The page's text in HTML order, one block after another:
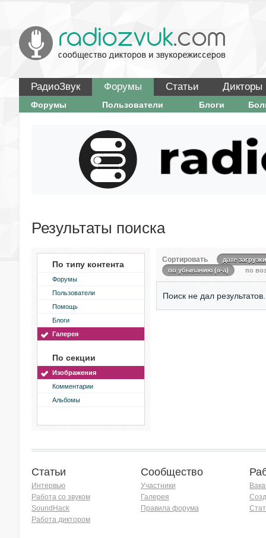
РадиоЗвук Форумы Статьи Дикторы
Форумы Пользователи Блоги
Результаты поиска
По типу контента
Форумы
Пользователи
Помощь
Блоги
Галерея
По секции
Изображения
Комментарии
Альбомы
Сортировать
дате загрузки
по убыванию (я-а)
по
Поиск не дал результатов.
Статьи
Интервью
Работа со звуком
SoundHack
Работа диктором
Сообщество
Участники
Галерея
Правила форума